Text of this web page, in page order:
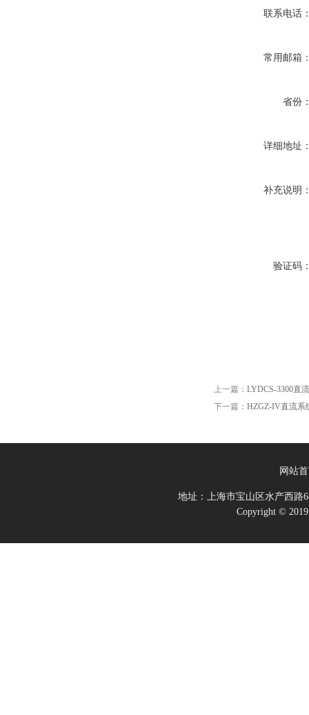
联系电话
常用邮箱
省份
详细地址
补充说明
验证码
上一篇： LYDCS-3300直
下一篇： HZGZ-IV直流系
网站
地址：上海市宝山区水产西路
Copyright ©